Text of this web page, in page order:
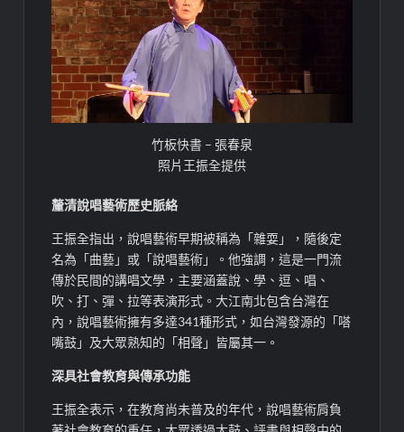
竹板快書 – 張春泉
照片王振全提供
釐清說唱藝術歷史脈絡
王振全指出，說唱藝術早期被稱為「雜耍」，隨後定
名為「曲藝」或「說唱藝術」。他強調，這是一門流
傳於民間的講唱文學，主要涵蓋說、學、逗、唱、
吹、打、彈、拉等表演形式。大江南北包含台灣在
內，說唱藝術擁有多達341種形式，如台灣發源的「嗒
嘴鼓」及大眾熟知的「相聲」皆屬其一。
深具社會教育與傳承功能
王振全表示，在教育尚未普及的年代，說唱藝術肩負